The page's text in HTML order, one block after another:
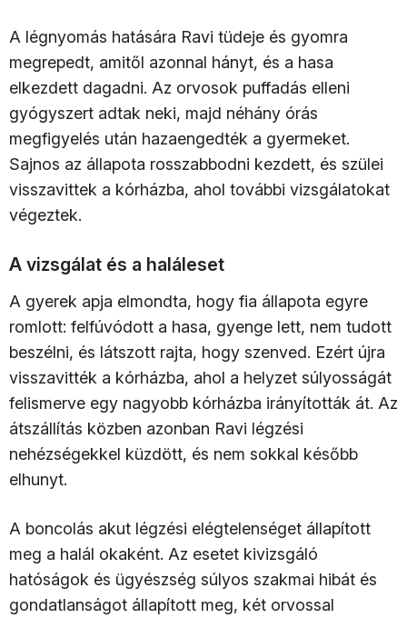
A légnyomás hatására Ravi tüdeje és gyomra
megrepedt, amitől azonnal hányt, és a hasa
elkezdett dagadni. Az orvosok puffadás elleni
gyógyszert adtak neki, majd néhány órás
megfigyelés után hazaengedték a gyermeket.
Sajnos az állapota rosszabbodni kezdett, és szülei
visszavittek a kórházba, ahol további vizsgálatokat
végeztek.
A vizsgálat és a haláleset
A gyerek apja elmondta, hogy fia állapota egyre
romlott: felfúvódott a hasa, gyenge lett, nem tudott
beszélni, és látszott rajta, hogy szenved. Ezért újra
visszavitték a kórházba, ahol a helyzet súlyosságát
felismerve egy nagyobb kórházba irányították át. Az
átszállítás közben azonban Ravi légzési
nehézségekkel küzdött, és nem sokkal később
elhunyt.
A boncolás akut légzési elégtelenséget állapított
meg a halál okaként. Az esetet kivizsgáló
hatóságok és ügyészség súlyos szakmai hibát és
gondatlanságot állapított meg, két orvossal